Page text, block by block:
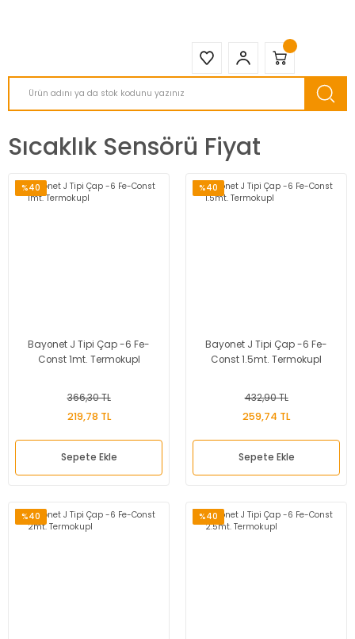
Sıcaklık Sensörü Fiyat
%40
Bayonet J Tipi Çap -6 Fe-
Const 1mt. Termokupl
366,30 TL
219,78 TL
Sepete Ekle
%40
Bayonet J Tipi Çap -6 Fe-
Const 1.5mt. Termokupl
432,90 TL
259,74 TL
Sepete Ekle
%40 %40